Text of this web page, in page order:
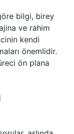
bilgi, birey
ve rahim
kendi
önemlidir.
ön plana